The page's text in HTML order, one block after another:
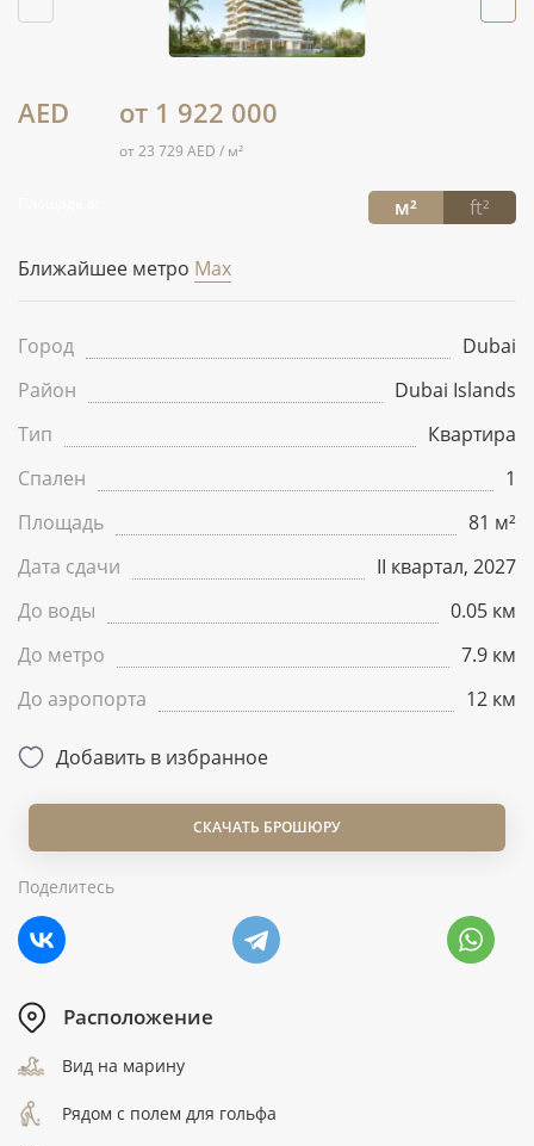
AED от 1 922 000
от 23 729 AED / м²
м² ft²
Ближайшее метро Max
Город
Dubai
Район
Dubai Islands
Тип
Квартира
Спален
1
Площадь
81 м²
Дата сдачи
II квартал, 2027
До воды
0.05 км
До метро
7.9 км
До аэропорта
12 км
Добавить в избранное
СКАЧАТЬ БРОШЮРУ
Поделитесь
Расположение
Вид на марину
Рядом с полем для гольфа